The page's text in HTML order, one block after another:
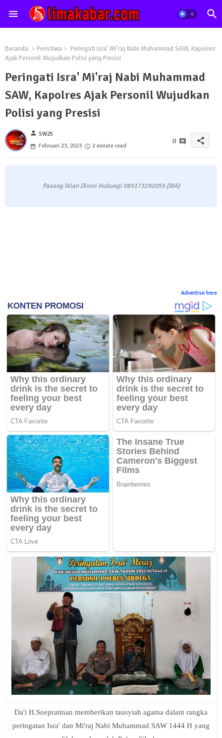
Beranda Peristiwa
Peringati Isra' Mi'raj Nabi Muhammad SAW, Kapolres
Ajak Personil Wujudkan Polisi yang Presisi
Peringati Isra' Mi'raj Nabi Muhammad
SAW, Kapolres Ajak Personil Wujudkan
Polisi yang Presisi
person SW25
Februari 23, 2023
2 minute read
0 share
Pasang Iklan Disini Hubungi 085173292055 (WA)
Advertise here
Da'i H.Soepratman memberikan tausyiah agama dalam rangka
peringatan Isra' dan Mi'raj Nabi Muhammad SAW 1444 H yang